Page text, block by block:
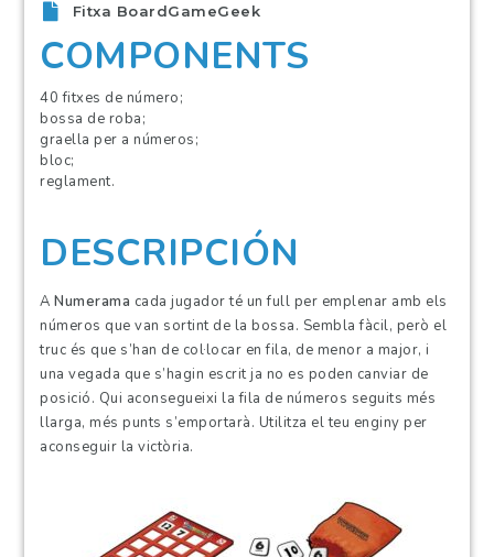
Fitxa BoardGameGeek
COMPONENTS
40 fitxes de número;
bossa de roba;
graella per a números;
bloc;
reglament.
DESCRIPCIÓN
ANumerama cada jugador té un full per emplenar amb els
números que van sortint de la bossa. Sembla fàcil, però el
truc és que s’han de col·locar en fila, de menor a major, i
una vegada que s’hagin escrit ja no es poden canviar de
posició. Qui aconsegueixi la fila de números seguits més
llarga, més punts s’emportarà. Utilitza el teu enginy per
aconseguir la victòria.